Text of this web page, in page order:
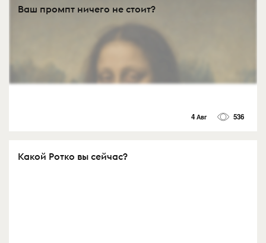
Ваш промпт ничего не стоит?
4 Авг 536
Какой Ротко вы сейчас?